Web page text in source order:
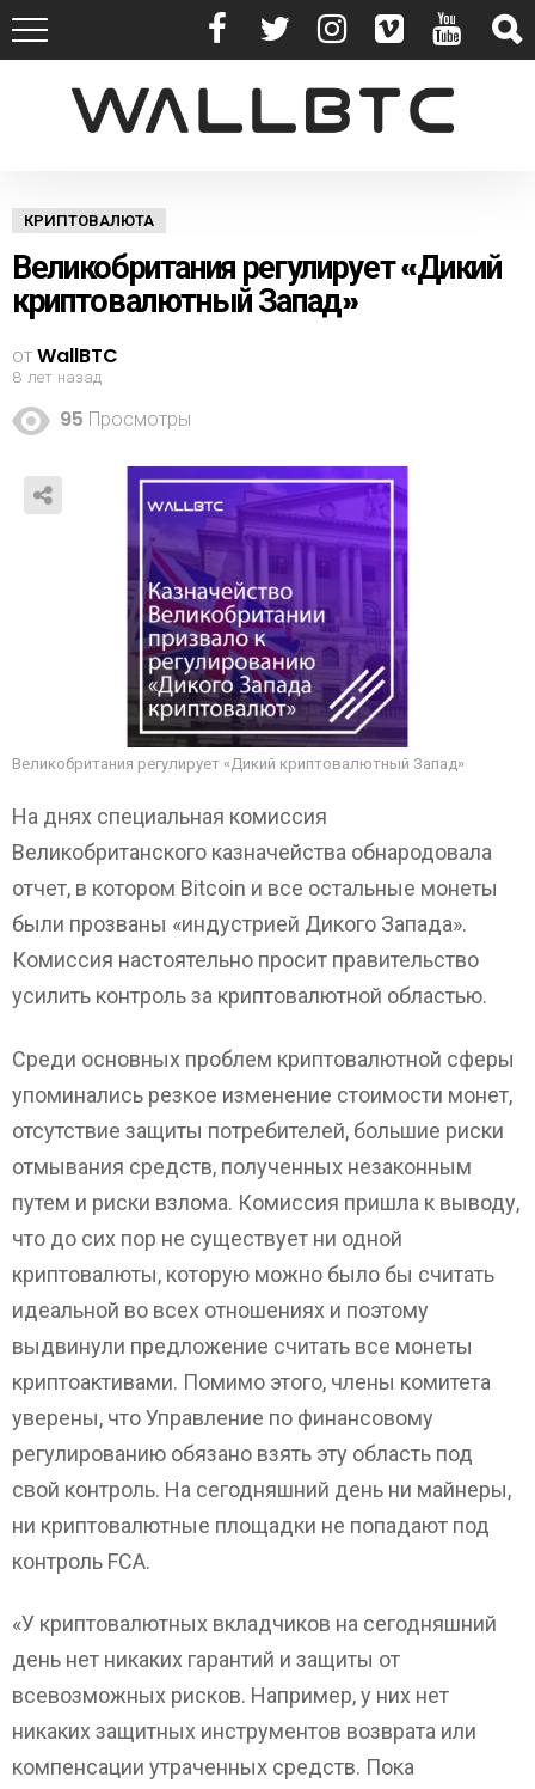
КРИПТОВАЛЮТА
Великобритания регулирует «Дикий
криптовалютный Запад»
отWallBTC
8 лет назад
95 Просмотры
Великобритания регулирует «Дикий криптовалютный Запад»
На днях специальная комиссия
Великобританского казначейства обнародовала
отчет, в котором Bitcoin и все остальные монеты
были прозваны «индустрией Дикого Запада».
Комиссия настоятельно просит правительство
усилить контроль за криптовалютной областью.
Среди основных проблем криптовалютной сферы
упоминались резкое изменение стоимости монет,
отсутствие защиты потребителей, большие риски
отмывания средств, полученных незаконным
путем и риски взлома. Комиссия пришла к выводу,
что до сих пор не существует ни одной
криптовалюты, которую можно было бы считать
идеальной во всех отношениях и поэтому
выдвинули предложение считать все монеты
криптоактивами. Помимо этого, члены комитета
уверены, что Управление по финансовому
регулированию обязано взять эту область под
свой контроль. На сегодняшний день ни майнеры,
ни криптовалютные площадки не попадают под
контроль FCA.
«У криптовалютных вкладчиков на сегодняшний
день нет никаких гарантий и защиты от
всевозможных рисков. Например, у них нет
никаких защитных инструментов возврата или
компенсации утраченных средств. Пока